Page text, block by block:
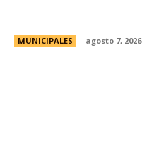
MUNICIPALES agosto 7, 2026